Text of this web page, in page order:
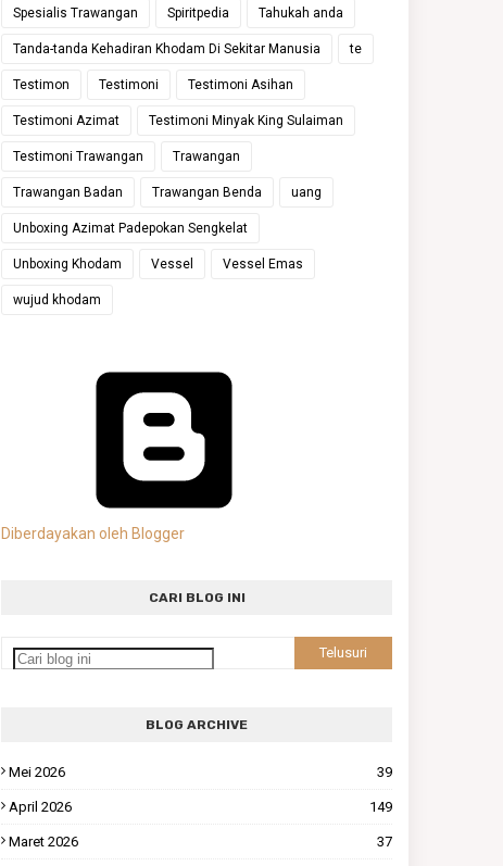
Spesialis Trawangan Spiritpedia Tahukah anda
Tanda-tanda Kehadiran Khodam Di Sekitar Manusia te
Testimon Testimoni Testimoni Asihan
Testimoni Azimat Testimoni Minyak King Sulaiman
Testimoni Trawangan Trawangan
Trawangan Badan Trawangan Benda uang
Unboxing Azimat Padepokan Sengkelat
Unboxing Khodam Vessel Vessel Emas
wujud khodam
Diberdayakan oleh Blogger
CARI BLOG INI
BLOG ARCHIVE
Mei 2026 39
April 2026 149
Maret 2026 37